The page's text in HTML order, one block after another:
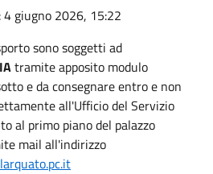
: 4 giugno 2026, 15:22
sono soggetti ad
tramite apposito modulo
e da consegnare entro e non
all'Ufficio del Servizio
al primo piano del palazzo
mail all'indirizzo